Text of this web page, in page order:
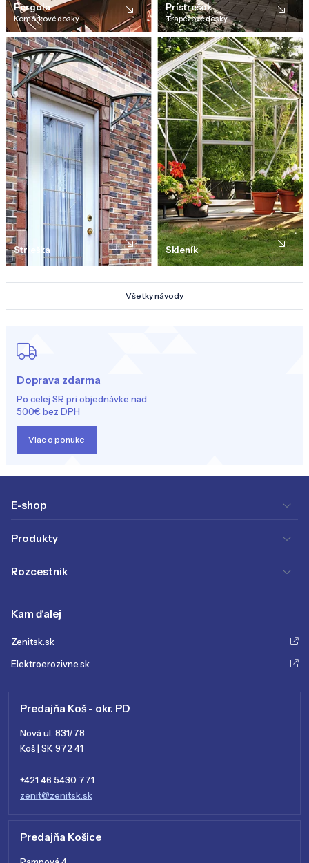
Doprava zdarma
Po celej SR pri objednávke nad
500€ bez DPH
Viac o ponuke
Pergola
Komôrkové dosky
Prístrešok
Trapézové dosky
Strieška Skleník
Všetky návody
E-shop
Produkty
Rozcestnik
Kam ďalej
Zenitsk.sk
Elektroerozivne.sk
Predajňa Koš - okr. PD
Nová ul. 831/78
Koš | SK 972 41
+421 46 5430 771
zenit@zenitsk.sk
Predajňa Košice